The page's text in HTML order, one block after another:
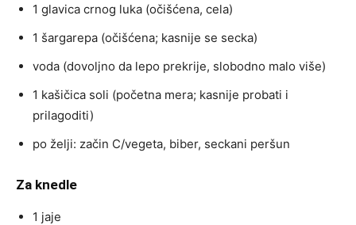
1 glavica crnog luka (očišćena, cela)
1 šargarepa (očišćena; kasnije se secka)
voda (dovoljno da lepo prekrije, slobodno malo više)
1 kašičica soli (početna mera; kasnije probati i
prilagoditi)
po želji: začin C/vegeta, biber, seckani peršun
Za knedle
1 jaje